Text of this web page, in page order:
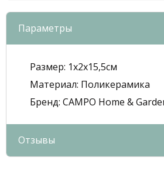
Параметры
Размер: 1x2x15,5см
Mатериал: Поликерамика
Бренд: CAMPO Home &
Отзывы